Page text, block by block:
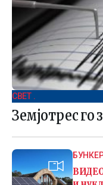
СВЕТ .
Земјотрес го